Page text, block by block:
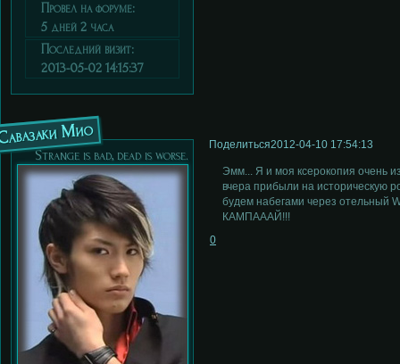
Провел на форуме:
5 дней 2 часа
Последний визит:
2013-05-02 14:15:37
Поделиться2012-04-10 17:54:13
Мио
Strange is bad, dead is worse.
Эмм... Я и моя ксерокопия очень
вчера прибыли на историческую
будем набегами через отельный
КАМПАААЙ!!!
0